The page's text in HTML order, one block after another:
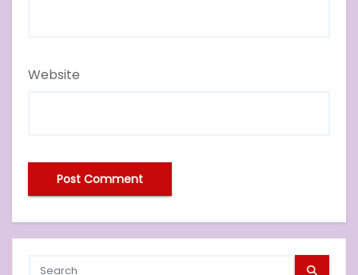
Website